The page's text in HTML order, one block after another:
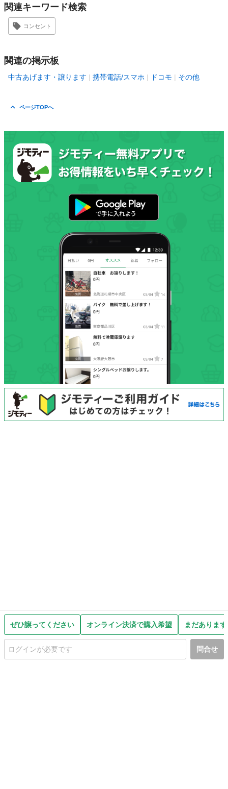
ぜひ譲ってください オンライン決済で購入希望 まだありま
問合せ
関連キーワード検索
コンセント
関連の掲示板
中古あげます・譲ります 携帯電話/スマホ ドコモ その他
ページTOPへ